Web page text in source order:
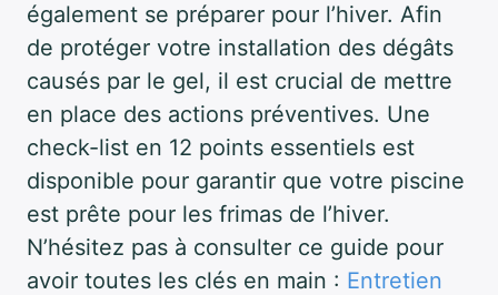
également se préparer pour l’hiver. Afin
de protéger votre installation des dégâts
causés par le gel, il est crucial de mettre
en place des actions préventives. Une
check-list en 12 points essentiels est
disponible pour garantir que votre piscine
est prête pour les frimas de l’hiver.
N’hésitez pas à consulter ce guide pour
avoir toutes les clés en main : Entretien